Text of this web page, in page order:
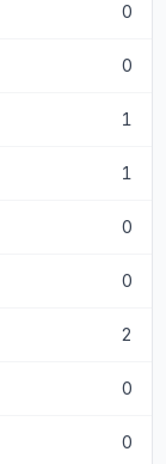
0
0
1
1
0
0
2
0
0